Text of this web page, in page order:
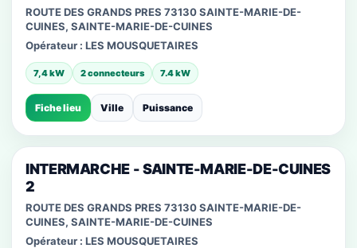
ROUTE DES GRANDS PRES 73130 SAINTE-MARIE-DE-
CUINES, SAINTE-MARIE-DE-CUINES
Opérateur : LES MOUSQUETAIRES
7,4 kW 2 connecteurs 7.4 kW
Fiche lieu Ville Puissance
INTERMARCHE - SAINTE-MARIE-DE-CUINES
2
ROUTE DES GRANDS PRES 73130 SAINTE-MARIE-DE-
CUINES, SAINTE-MARIE-DE-CUINES
Opérateur : LES MOUSQUETAIRES